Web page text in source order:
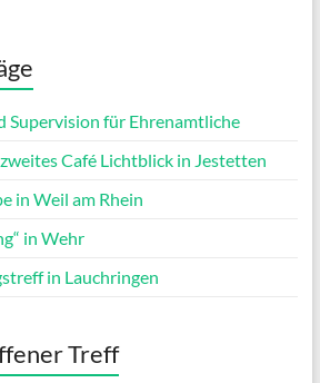
Supervision für Ehrenamtliche
Café Lichtblick in Jestetten
in Weil am Rhein
in Wehr
in Lauchringen
Treff